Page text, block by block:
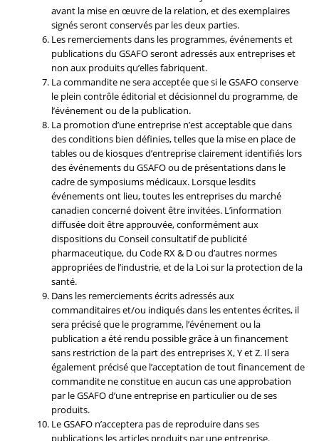
avant la mise en œuvre de la relation, et des exemplaires
signés seront conservés par les deux parties.
Les remerciements dans les programmes, événements et
publications du GSAFO seront adressés aux entreprises et
non aux produits qu’elles fabriquent.
La commandite ne sera acceptée que si le GSAFO conserve
le plein contrôle éditorial et décisionnel du programme, de
l’événement ou de la publication.
La promotion d’une entreprise n’est acceptable que dans
des conditions bien définies, telles que la mise en place de
tables ou de kiosques d’entreprise clairement identifiés lors
des événements du GSAFO ou de présentations dans le
cadre de symposiums médicaux. Lorsque lesdits
événements ont lieu, toutes les entreprises du marché
canadien concerné doivent être invitées. L’information
diffusée doit être approuvée, conformément aux
dispositions du Conseil consultatif de publicité
pharmaceutique, du Code RX & D ou d’autres normes
appropriées de l’industrie, et de la Loi sur la protection de la
santé.
Dans les remerciements écrits adressés aux
commanditaires et/ou indiqués dans les ententes écrites, il
sera précisé que le programme, l’événement ou la
publication a été rendu possible grâce à un financement
sans restriction de la part des entreprises X, Y et Z. Il sera
également précisé que l’acceptation de tout financement de
commandite ne constitue en aucun cas une approbation
par le GSAFO d’une entreprise en particulier ou de ses
produits.
Le GSAFO n’acceptera pas de reproduire dans ses
publications les articles produits par une entreprise.